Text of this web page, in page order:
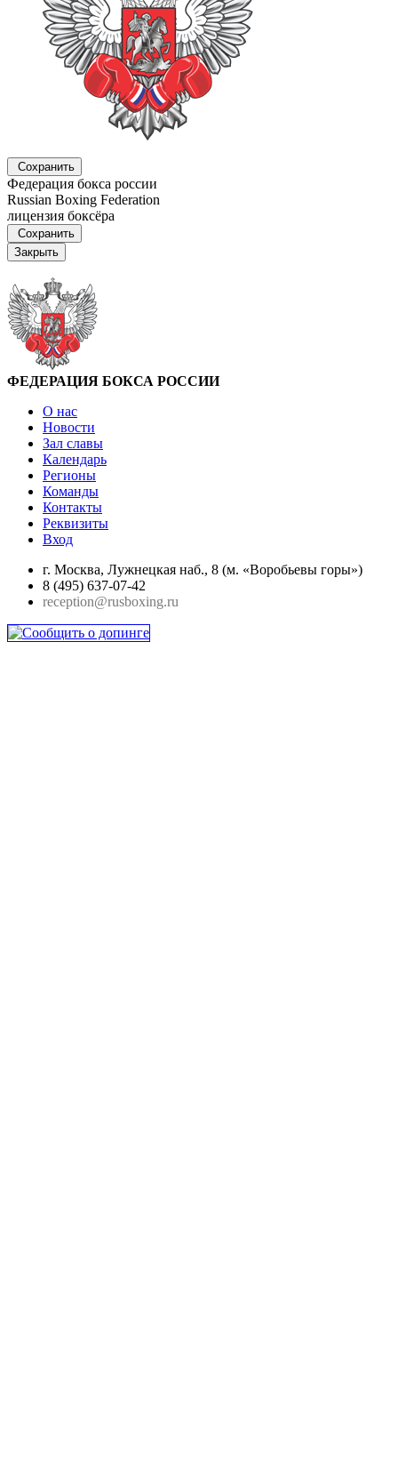
Сохранить
Федерация бокса россии
Russian Boxing Federation
лицензия боксёра
Сохранить
Закрыть
ФЕДЕРАЦИЯ БОКСА РОССИИ
О нас
Новости
Зал славы
Календарь
Регионы
Команды
Контакты
Реквизиты
Вход
г. Москва, Лужнецкая наб., 8 (м. «Воробьевы горы»)
8 (495) 637-07-42
reception@rusboxing.ru